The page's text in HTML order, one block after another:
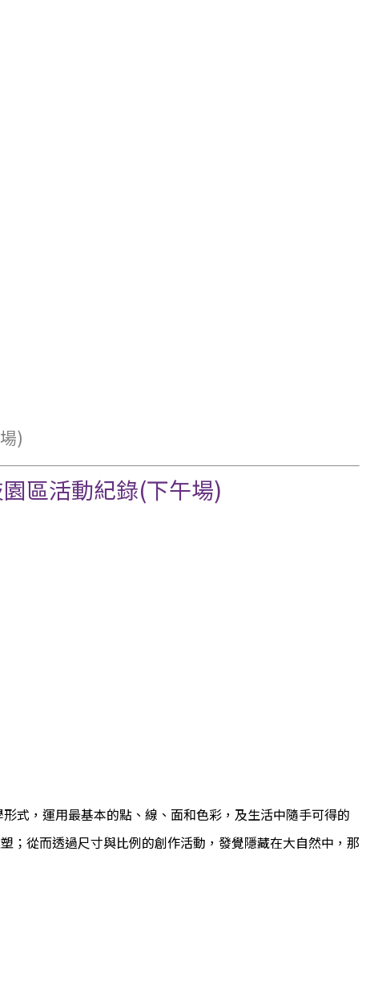
)
區活動紀錄(下午場)
式，運用最基本的點、線、面和色彩，及生活中隨手可得的
；從而透過尺寸與比例的創作活動，發覺隱藏在大自然中，那